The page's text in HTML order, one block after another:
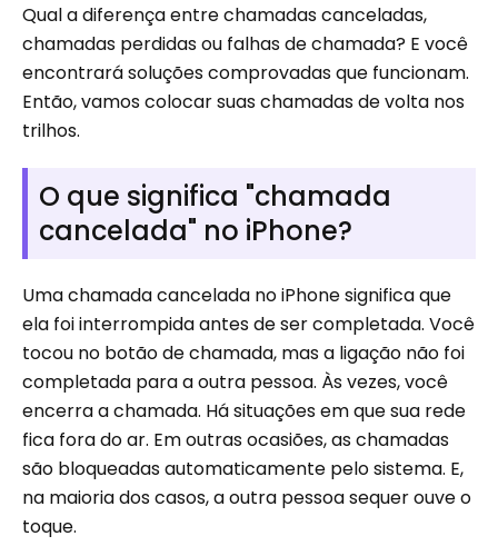
Qual a diferença entre chamadas canceladas,
chamadas perdidas ou falhas de chamada? E você
encontrará soluções comprovadas que funcionam.
Então, vamos colocar suas chamadas de volta nos
trilhos.
O que significa "chamada
cancelada" no iPhone?
Uma chamada cancelada no iPhone significa que
ela foi interrompida antes de ser completada. Você
tocou no botão de chamada, mas a ligação não foi
completada para a outra pessoa. Às vezes, você
encerra a chamada. Há situações em que sua rede
fica fora do ar. Em outras ocasiões, as chamadas
são bloqueadas automaticamente pelo sistema. E,
na maioria dos casos, a outra pessoa sequer ouve o
toque.